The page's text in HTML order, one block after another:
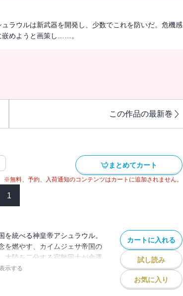
ラウルは新武器を開発し、少数でこれを防いだ。危機感
嵌めようと画策し……。
この作品の最新巻
まとめてカート
※無料、予約、入荷通知のコンテンツはカートに追加されません。
1
を統べる神皇帝アシュラウル。
を燃やす、カイムジェサ帝国の
大陸を二分する宿敵同士が命運
。大きく軋みをたてて動き始め
示する
カートに入れる
試し読み
お気に入り